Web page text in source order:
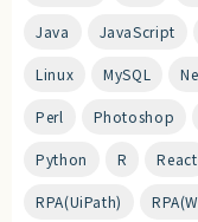
Java JavaScript
Linux MySQL
Perl Photoshop
Python R React
RPA(UiPath)